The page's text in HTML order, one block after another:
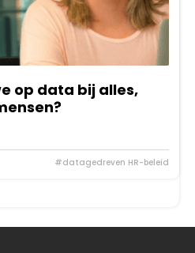
op data bij alles,
#datagedreven HR-beleid